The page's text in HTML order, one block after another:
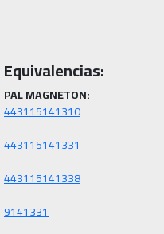
Equivalencias:
PAL MAGNETON:
443115141310
443115141331
443115141338
9141331